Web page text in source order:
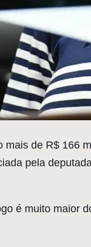
de R$ 166
pela
é muito maior